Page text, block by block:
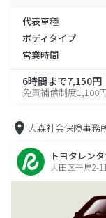
代表車種
ボディタイプ
営業時間
6時間まで7,150円
免責補償制度1,100
大森社会保険事務
トヨタレン
大田区千鳥2-